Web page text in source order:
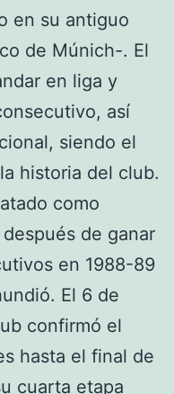
en su antiguo
de Múnich-. El
en liga y
así
siendo el
historia del club.
como
de ganar
en 1988-89
El 6 de
confirmó el
hasta el final de
cuarta etapa